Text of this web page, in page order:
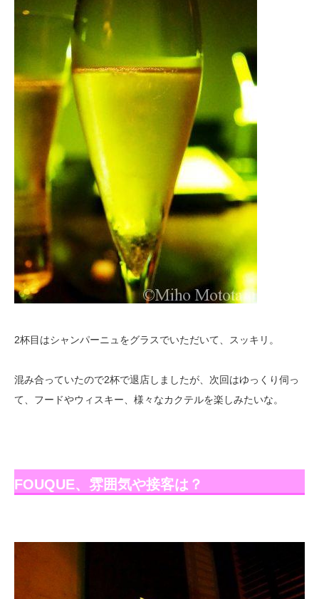
2杯目はシャンパーニュをグラスでいただいて、スッキリ。
混み合っていたので2杯で退店しましたが、次回はゆっくり伺っ
て、フードやウィスキー、様々なカクテルを楽しみたいな。
FOUQUE、雰囲気や接客は？